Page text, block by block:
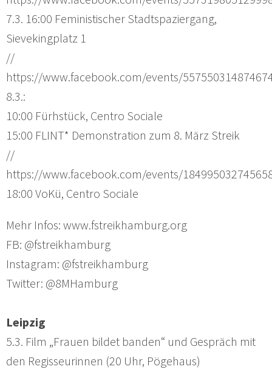
7.3. 16:00 Feministischer Stadtspaziergang,
Sievekingplatz 1
//
https://www.facebook.com/events/
8.3.:
10:00 Fürhstück, Centro Sociale
15:00 FLINT* Demonstration zum 8. März Streik
//
https://www.facebook.com/events/
18:00 VoKü, Centro Sociale
Mehr Infos: www.fstreikhamburg.org
FB: @fstreikhamburg
Instagram: @fstreikhamburg
Twitter: @8MHamburg
Leipzig
5.3. Film „Frauen bildet banden“ und Gespräch mit
den Regisseurinnen (20 Uhr, Pögehaus)